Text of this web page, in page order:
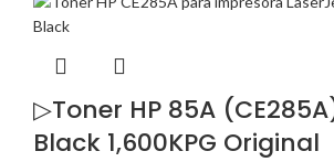
▷Toner HP 85A
Black 1,600KPG Original